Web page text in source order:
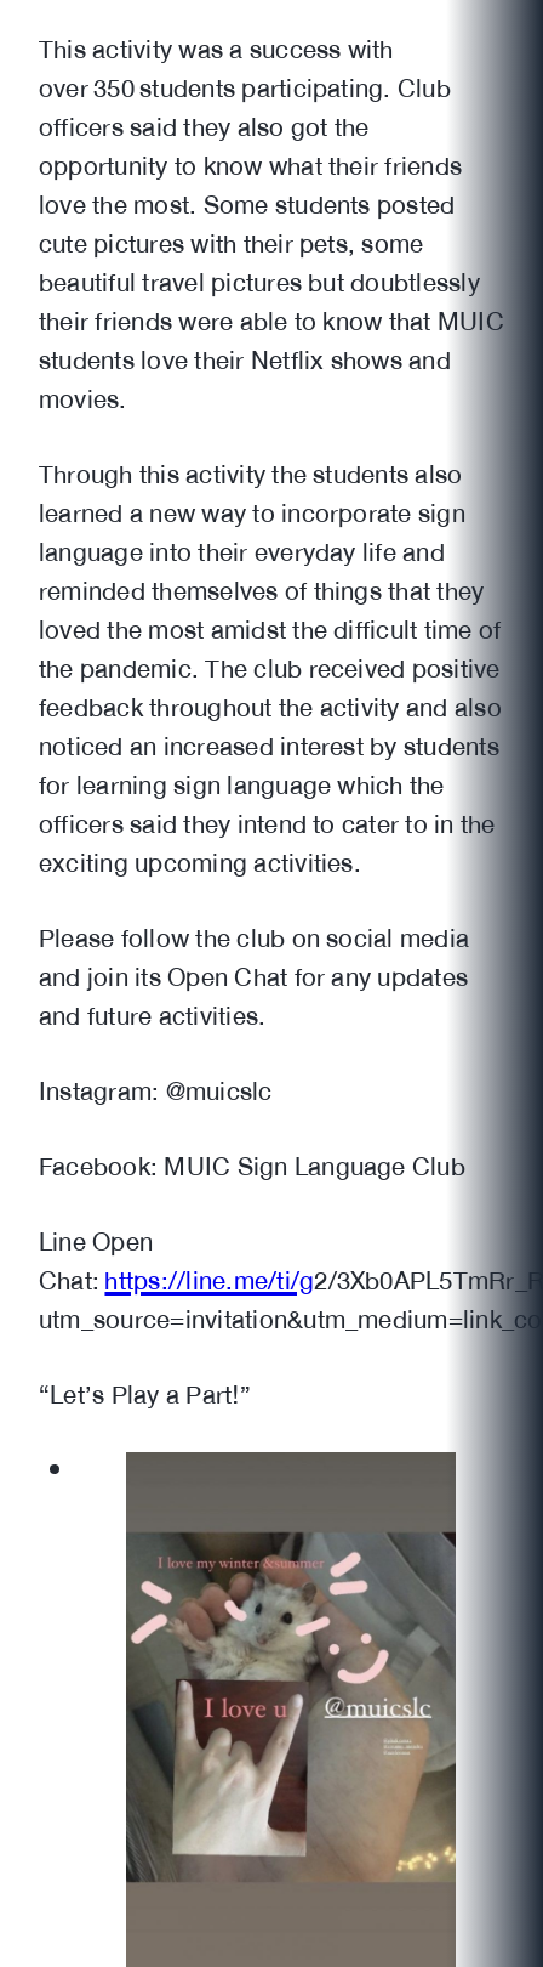
This activity was a success with
over 350 students participating. Club
officers said they also got the
opportunity to know what their friends
love the most. Some students posted
cute pictures with their pets, some
beautiful travel pictures but doubtlessly
their friends were able to know that MUIC
students love their Netflix shows and
movies.
Through this activity the students also
learned a new way to incorporate sign
language into their everyday life and
reminded themselves of things that they
loved the most amidst the difficult time of
the pandemic. The club received positive
feedback throughout the activity and also
noticed an increased interest by students
for learning sign language which the
officers said they intend to cater to in the
exciting upcoming activities.
Please follow the club on social media
and join its Open Chat for any updates
and future activities.
Instagram: @muicslc
Facebook: MUIC Sign Language Club
Line Open
Chat:https://line.me/ti/g2/
“Let’s Play a Part!”